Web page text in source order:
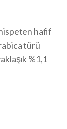
hafif
türü
%1,1